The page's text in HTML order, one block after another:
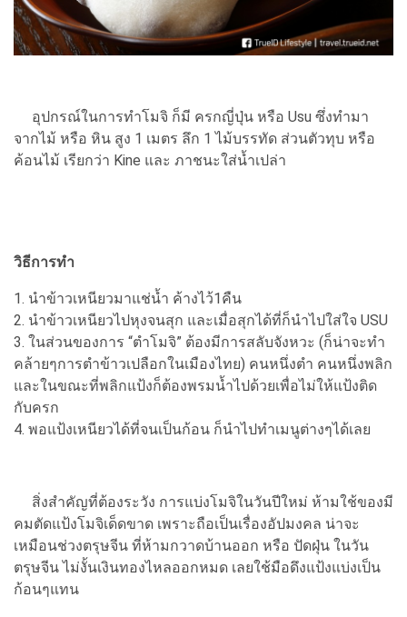
อุปกรณ์ในการทำโมจิ ก็มี ครกญี่ปุ่น หรือ Usu ซึ่งทำมา
จากไม้ หรือ หิน สูง 1 เมตร ลึก 1 ไม้บรรทัด ส่วนตัวทุบ หรือ
ค้อนไม้ เรียกว่า Kine และ ภาชนะใส่น้ำเปล่า
วิธีการทำ
1. นำข้าวเหนียวมาแช่น้ำ ค้างไว้1คืน
2. นำข้าวเหนียวไปหุงจนสุก และเมื่อสุกได้ที่ก็นำไปใส่ใจ USU
3. ในส่วนของการ “ตำโมจิ” ต้องมีการสลับจังหวะ (ก็น่าจะทำ
คล้ายๆการตำข้าวเปลือกในเมืองไทย) คนหนึ่งตำ คนหนึ่งพลิก
และในขณะที่พลิกแป้งก็ต้องพรมน้ำไปด้วยเพื่อไม่ให้แป้งติด
กับครก
4. พอแป้งเหนียวได้ที่จนเป็นก้อน ก็นำไปทำเมนูต่างๆได้เลย
สิ่งสำคัญที่ต้องระวัง การแบ่งโมจิในวันปีใหม่ ห้ามใช้ของมี
คมตัดแป้งโมจิเด็ดขาด เพราะถือเป็นเรื่องอัปมงคล น่าจะ
เหมือนช่วงตรุษจีน ที่ห้ามกวาดบ้านออก หรือ ปัดฝุ่น ในวัน
ตรุษจีน ไม่งั้นเงินทองไหลออกหมด เลยใช้มือดึงแป้งแบ่งเป็น
ก้อนๆแทน